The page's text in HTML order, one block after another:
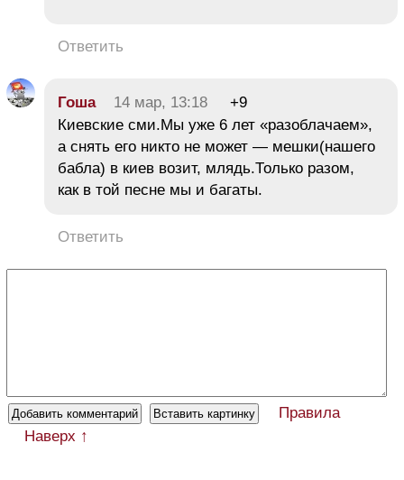
Ответить
Гоша 14 мар, 13:18
+9
Киевские сми.Мы уже 6 лет «разоблачаем»,
а снять его никто не может — мешки(нашего
бабла) в киев возит, млядь.Только разом,
как в той песне мы и багаты.
Ответить
Правила
Наверх ↑